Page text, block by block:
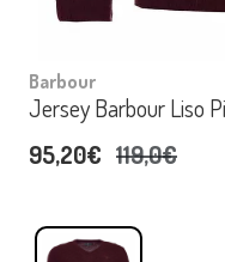
Barbour
Jersey Barbour Liso
95,20€ 119,0€